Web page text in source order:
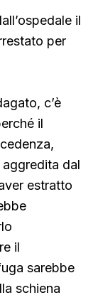
il
per
c’è
il
aggredita dal
estratto
il
sarebbe
schiena